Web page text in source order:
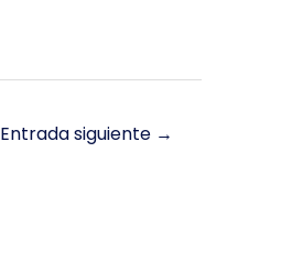
Entrada siguiente →